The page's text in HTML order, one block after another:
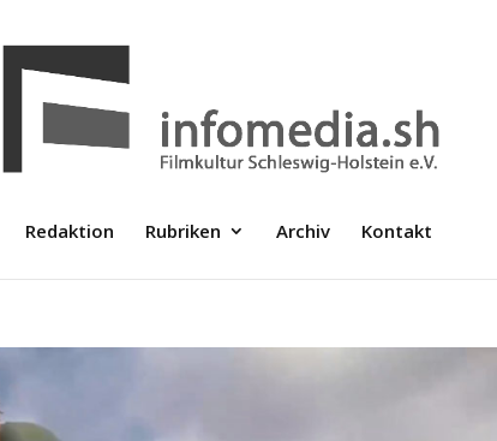
Redaktion Rubriken Archiv Kontakt